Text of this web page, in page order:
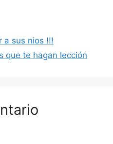
a sus nios !!!
que te hagan lección